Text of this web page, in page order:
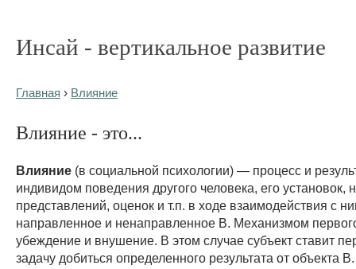
Инсай - вертикальное развитие
Главная › Влияние
Влияние - это...
Влияние (в социальной психологии) — процесс и
индивидом поведения другого человека, его установок,
представлений, оценок и т.п. в ходе взаимодействия с
направленное и ненаправленное В. Механизмом
убеждение и внушение. В этом случае субъект ставит
задачу добиться определенного результата от объекта